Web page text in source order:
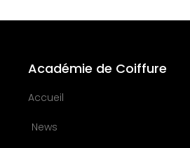
Académie de Coiffure
Accueil
News